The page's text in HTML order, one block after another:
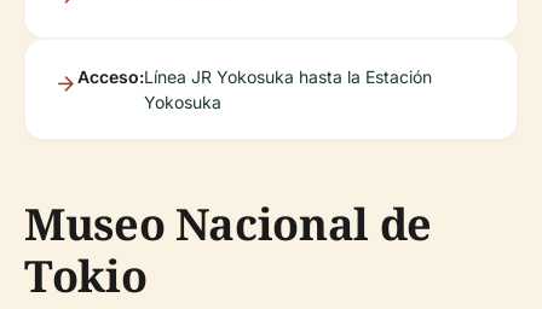
Acceso:Línea JR Yokosuka hasta la Estación
Yokosuka
Museo Nacional de
Tokio